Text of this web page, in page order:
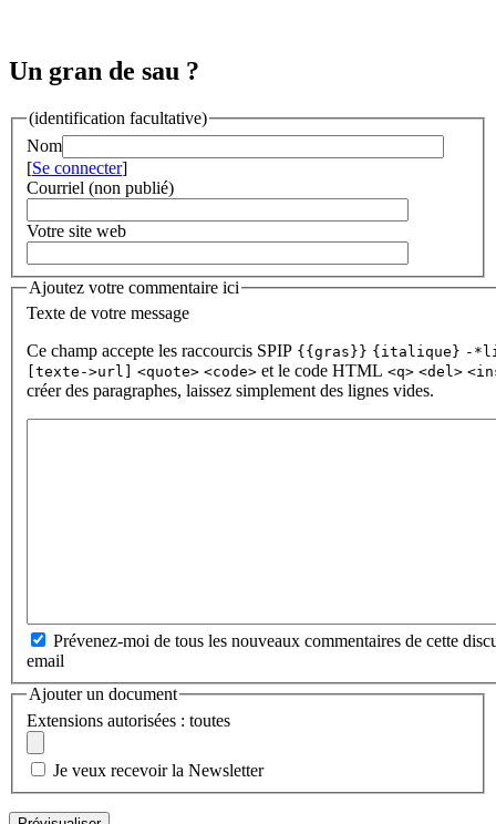
Un gran de sau ?
(identification facultative)
Nom
[Se connecter]
Courriel (non publié)
Votre site web
Ajoutez votre commentaire ici
Texte de votre message
Ce champ accepte les raccourcis SPIP {{gras}} {italique} -
[texte->url]
<quote> <code> et le code HTML <q> <del>
créer des paragraphes, laissez simplement des lignes vides.
Prévenez-moi de tous les nouveaux commentaires de cette
email
Ajouter un document
Extensions autorisées : toutes
Je veux recevoir la Newsletter